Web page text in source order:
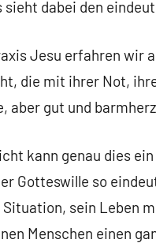
sieht dabei den
Jesu erfahren wir
die mit ihrer Not,
aber gut und
kann genau dies
Gotteswille so
Situation, sein Leben
Menschen einen